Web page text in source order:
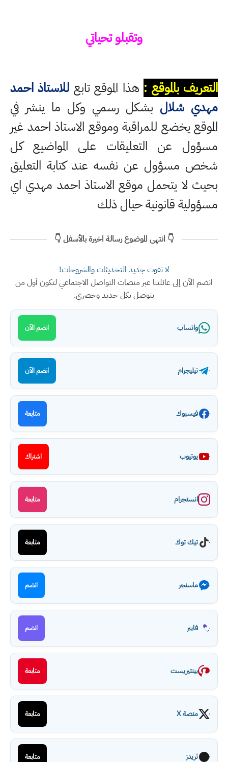
وتقبلو تحياتي
التعريف بالموقع : هذا الموقع تابع للاستاذ احمد
مهدي شلال بشكل رسمي وكل ما ينشر في
الموقع يخضع للمراقبة وموقع الاستاذ احمد غير
مسؤول عن التعليقات على المواضيع كل
شخص مسؤول عن نفسه عند كتابة التعليق
بحيث لا يتحمل موقع الاستاذ احمد مهدي اي
مسؤولية قانونية حيال ذلك
👇 انتهى الموضوع رسالة اخيرة بالأسفل 👇
لا تفوت جديد التحديثات والشروحات!
انضم الآن إلى عائلتنا عبر منصات التواصل الاجتماعي لتكون أول من
يتوصل بكل جديد وحصري.
واتساب انضم الآن
تيليجرام انضم الآن
فيسبوك متابعة
يوتيوب اشتراك
انستجرام متابعة
تيك توك متابعة
ماسنجر انضم
فايبر انضم
بينتيريست متابعة
منصة X متابعة
ثريدز متابعة